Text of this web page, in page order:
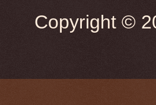
Copyright ©